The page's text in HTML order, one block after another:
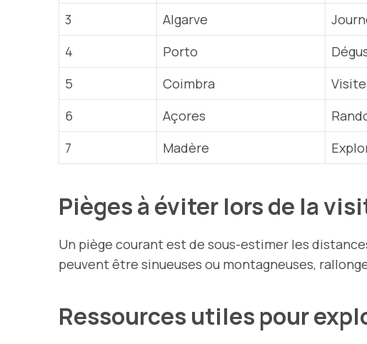
3
Algarve
4
Porto
5
Coimbra
6
Açores
7
Madère
Pièges à éviter lors de la
Un piège courant est de sous-estimer les
peuvent être sinueuses ou montagneuses,
Ressources utiles pour